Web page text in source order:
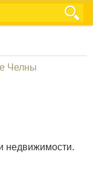
Челны
недвижимости.